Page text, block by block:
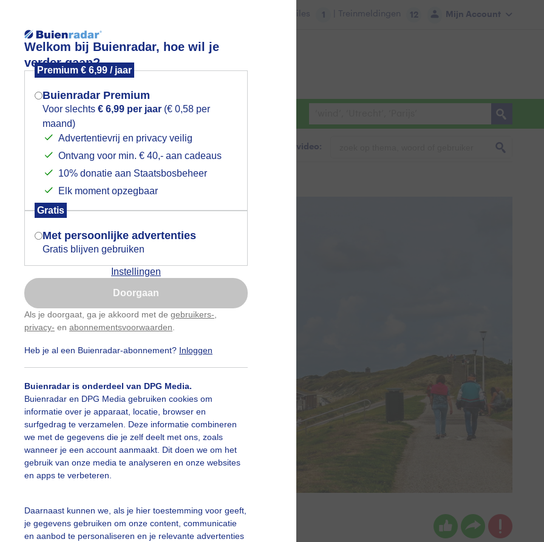
Welkom bij Buienradar, hoe wil je
verder gaan?
Premium € 6,99 / jaar
Buienradar Premium
Voor slechts € 6,99 per jaar (€ 0,58 per
maand)
Advertentievrij en privacy veilig
Ontvang voor min. € 40,- aan cadeaus
10% donatie aan Staatsbosbeheer
Elk moment opzegbaar
Gratis
Met persoonlijke advertenties
Gratis blijven gebruiken
Instellingen
Doorgaan
Als je doorgaat, ga je akkoord met de gebruikers-
privacy- en abonnementsvoorwaarden
Heb je al een Buienradar-abonnement? Inloggen
Buienradar is onderdeel van DPG Media.
Buienradar en DPG Media gebruiken cookies om
informatie over je apparaat, locatie, browser en
surfgedrag te verzamelen. Deze informatie combineren
we met de gegevens die je zelf deelt met ons, zoals
wanneer je een account aanmaakt. Dit doen we om het
gebruik van onze media te analyseren en onze websites
en apps te verbeteren.
Daarnaast kunnen we, als je hier toestemming voor geeft,
je gegevens gebruiken om onze content, communicatie
en aanbod te personaliseren en je relevante advertenties
Mijn Account
Files 1 | Treinmeldingen 12
Foto en video Weerzine
Zoeken in foto & video:
bewolkt af en toe zon , kleine opklarinkjes
ria brasser Gemaakt: 27-07-2025, 21x bekeken
Mogen we je locatie gebruiken voor
het weer?
Indien je hier nog geen akkoord op hebt
gegeven, verschijnt er zo een pop-up uit
je browser waarin deze toestemming
gevraagd wordt.
Is goed, toon de popup
Nu niet, misschien later
Gebruik je Safari en wil je niet elke dag deze pop-up
Klikhierom dit aan te passen